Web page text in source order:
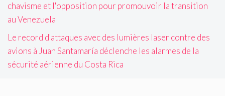
chavisme et l'opposition pour promouvoir la transition
au Venezuela
Le record d'attaques avec des lumières laser contre des
avions à Juan Santamaría déclenche les alarmes de la
sécurité aérienne du Costa Rica